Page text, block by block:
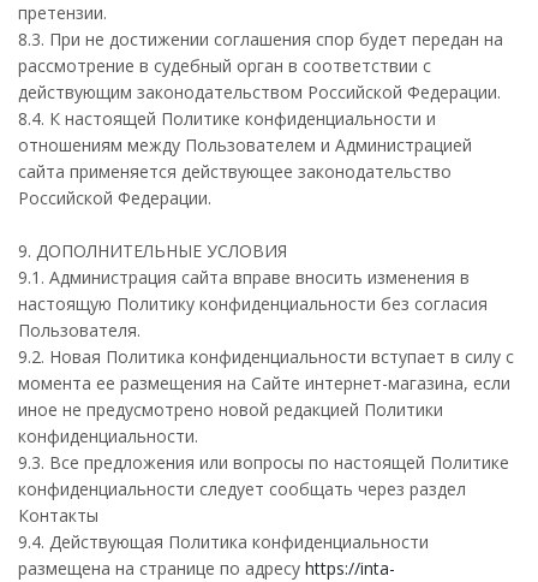
претензии.
8.3. При не достижении соглашения спор будет передан на
рассмотрение в судебный орган в соответствии с
действующим законодательством Российской Федерации.
8.4. К настоящей Политике конфиденциальности и
отношениям между Пользователем и Администрацией
сайта применяется действующее законодательство
Российской Федерации.
9. ДОПОЛНИТЕЛЬНЫЕ УСЛОВИЯ
9.1. Администрация сайта вправе вносить изменения в
настоящую Политику конфиденциальности без согласия
Пользователя.
9.2. Новая Политика конфиденциальности вступает в силу с
момента ее размещения на Сайте интернет-магазина, если
иное не предусмотрено новой редакцией Политики
конфиденциальности.
9.3. Все предложения или вопросы по настоящей Политике
конфиденциальности следует сообщать через раздел
Контакты
9.4. Действующая Политика конфиденциальности
размещена на странице по адресу https://inta-